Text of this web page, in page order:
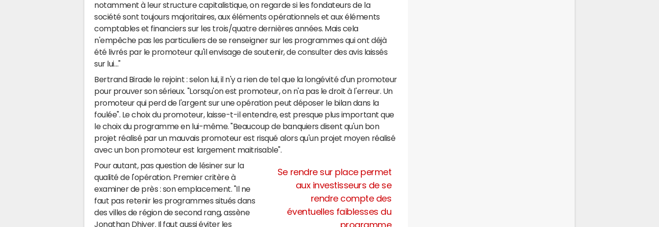
notamment à leur structure capitalistique, on regarde si les fondateurs de la
société sont toujours majoritaires, aux éléments opérationnels et aux éléments
comptables et financiers sur les trois/quatre dernières années. Mais cela
n'empêche pas les particuliers de se renseigner sur les programmes qui ont déjà
été livrés par le promoteur qu'il envisage de soutenir, de consulter des avis laissés
sur lui…"
Bertrand Birade le rejoint : selon lui, il n'y a rien de tel que la longévité d'un promoteur
pour prouver son sérieux. "Lorsqu'on est promoteur, on n'a pas le droit à l'erreur. Un
promoteur qui perd de l'argent sur une opération peut déposer le bilan dans la
foulée". Le choix du promoteur, laisse-t-il entendre, est presque plus important que
le choix du programme en lui-même. "Beaucoup de banquiers disent qu'un bon
projet réalisé par un mauvais promoteur est risqué alors qu'un projet moyen réalisé
avec un bon promoteur est largement maitrisable".
Se rendre sur place permet
aux investisseurs de se
rendre compte des
éventuelles faiblesses du
programme
Pour autant, pas question de lésiner sur la
qualité de l'opération. Premier critère à
examiner de près : son emplacement. "Il ne
faut pas retenir les programmes situés dans
des villes de région de second rang, assène
Jonathan Dhiver. Il faut aussi éviter les